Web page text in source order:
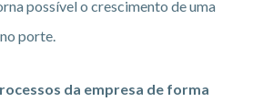
possível o crescimento de uma
porte.
da empresa de forma